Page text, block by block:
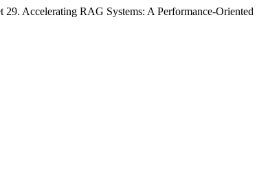
Accelerating RAG Systems: A Performance-